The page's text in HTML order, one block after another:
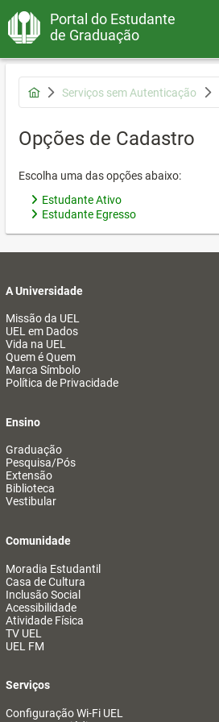
Portal do Estudante
de Graduação
Serviços sem Autenticação
Opções de Cadastro
Escolha uma das opções abaixo:
Estudante Ativo
Estudante Egresso
A Universidade
Missão da UEL
UEL em Dados
Vida na UEL
Quem é Quem
Marca Símbolo
Política de Privacidade
Ensino
Graduação
Pesquisa/Pós
Extensão
Biblioteca
Vestibular
Comunidade
Moradia Estudantil
Casa de Cultura
Inclusão Social
Acessibilidade
Atividade Física
TV UEL
UEL FM
Serviços
Configuração Wi-Fi UEL